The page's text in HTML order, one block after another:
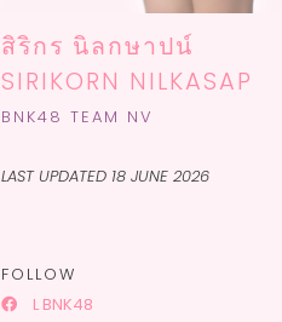
สิริกร นิลกษาปน์
SIRIKORN NILKASAP
BNK48 TEAM NV
LAST UPDATED 18 JUNE 2026
FOLLOW
L BNK48